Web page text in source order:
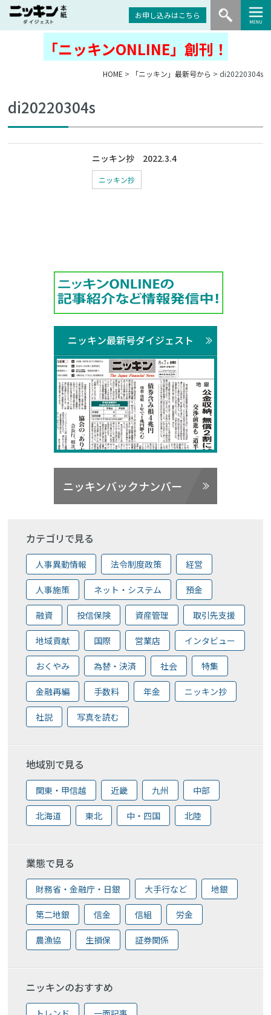
お申し込みはこちら
「ニッキンONLINE」創刊！
HOME > 「ニッキン」最新号から > di20220304s
di20220304s
ニッキン抄 2022.3.4
ニッキン抄
ニッキン最新号ダイジェスト
ニッキンバックナンバー
カテゴリで見る
人事異動情報 法令制度政策 経営
人事施策 ネット・システム 預金
融資 投信保険 資産管理 取引先支援
地域貢献 国際 営業店 インタビュー
おくやみ 為替・決済 社会 特集
金融再編 手数料 年金 ニッキン抄
社説 写真を読む
地域別で見る
関東・甲信越 近畿 九州 中部
北海道 東北 中・四国 北陸
業態で見る
財務省・金融庁・日銀 大手行など 地銀
第二地銀 信金 信組 労金
農漁協 生損保 証券関係
ニッキンのおすすめ